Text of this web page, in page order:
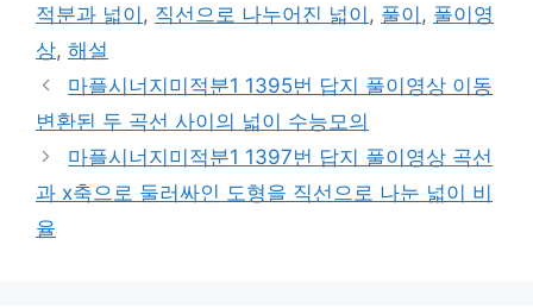
적분과 넓이 , 직선으로 나누어진 넓이 , 풀이 , 풀이영
상, 해설
마플시너지미적분1 1395번 답지 풀이영상 이동
변환된 두 곡선 사이의 넓이 수능모의
마플시너지미적분1 1397번 답지 풀이영상 곡선
과 x축으로 둘러싸인 도형을 직선으로 나눈 넓이 비
율